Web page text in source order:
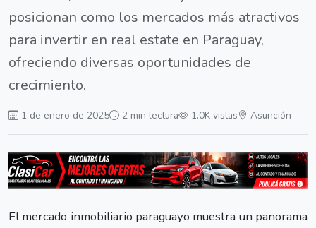
posicionan como los mercados más atractivos
para invertir en real estate en Paraguay,
ofreciendo diversas oportunidades de
crecimiento.
1 de enero de 2025 2 min lectura 1.0K vistas Asunción
El mercado inmobiliario paraguayo muestra un panorama